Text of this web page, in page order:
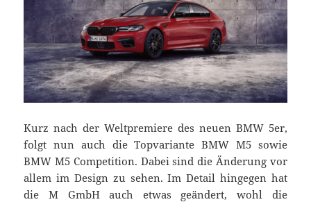
Kurz nach der Weltpremiere des neuen BMW 5er,
folgt nun auch die Topvariante BMW M5 sowie
BMW M5 Competition. Dabei sind die Änderung vor
allem im Design zu sehen. Im Detail hingegen hat
die M GmbH auch etwas geändert, wohl die